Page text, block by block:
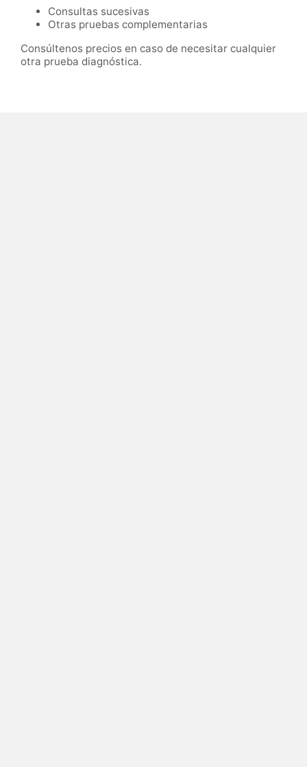
Consultas sucesivas
Otras pruebas complementarias
Consúltenos precios en caso de necesitar cualquier
otra prueba diagnóstica.